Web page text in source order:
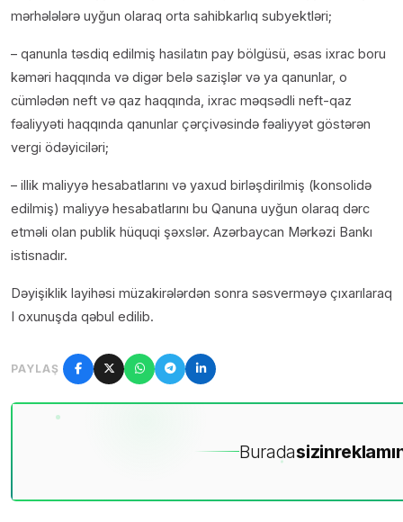
mərhələlərə uyğun olaraq orta sahibkarlıq subyektləri;
– qanunla təsdiq edilmiş hasilatın pay bölgüsü, əsas ixrac boru
kəməri haqqında və digər belə sazişlər və ya qanunlar, o
cümlədən neft və qaz haqqında, ixrac məqsədli neft-qaz
fəaliyyəti haqqında qanunlar çərçivəsində fəaliyyət göstərən
vergi ödəyiciləri;
– illik maliyyə hesabatlarını və yaxud birləşdirilmiş (konsolidə
edilmiş) maliyyə hesabatlarını bu Qanuna uyğun olaraq dərc
etməli olan publik hüquqi şəxslər. Azərbaycan Mərkəzi Bankı
istisnadır.
Dəyişiklik layihəsi müzakirələrdən sonra səsverməyə çıxarılaraq
I oxunuşda qəbul edilib.
PAYLAŞ
Buradasizin